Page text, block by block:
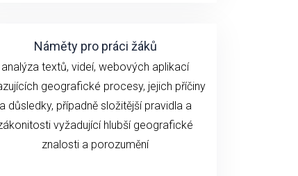
Náměty pro práci žáků
analýza textů, videí, webových aplikací
geografické procesy, jejich příčiny
a důsledky, případně složitější pravidla a
vyžadující hlubší geografické
znalosti a porozumění